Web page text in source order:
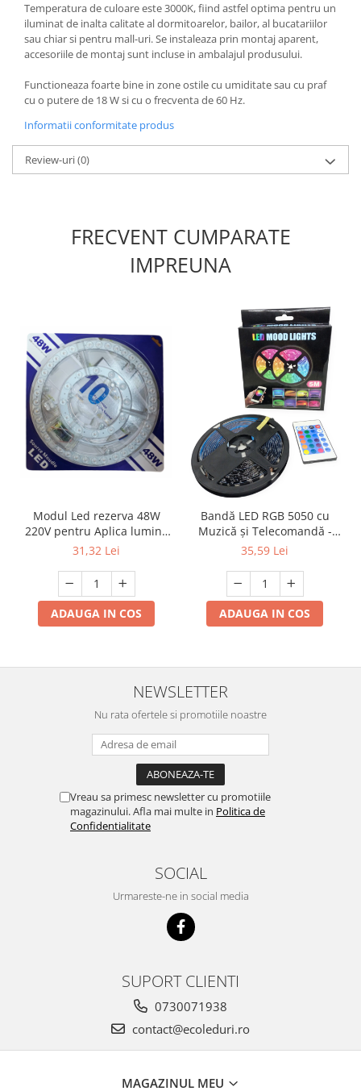
Temperatura de culoare este 3000K, fiind astfel optima pentru un
iluminat de inalta calitate al dormitoarelor, bailor, al bucatariilor
sau chiar si pentru mall-uri. Se instaleaza prin montaj aparent,
accesoriile de montaj sunt incluse in ambalajul produsului.
Functioneaza foarte bine in zone ostile cu umiditate sau cu praf
cu o putere de 18 W si cu o frecventa de 60 Hz.
Informatii conformitate produs
Review-uri(0)
FRECVENT CUMPARATE
IMPREUNA
Modul Led rezerva 48W
220V pentru Aplica lumina
calda 3500KK
31,32 Lei
ADAUGA IN COS
Bandă LED RGB 5050 cu
Muzică și Telecomandă -
5m , USB,Negru
35,59 Lei
ADAUGA IN COS
NEWSLETTER
Nu rata ofertele si promotiile noastre
Vreau sa primesc newsletter cu promotiile
magazinului. Afla mai multe in Politica de
Confidentialitate
SOCIAL
Urmareste-ne in social media
SUPORT CLIENTI
0730071938
contact@ecoleduri.ro
MAGAZINUL MEU